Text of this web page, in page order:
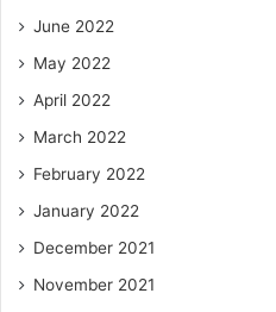
June 2022
May 2022
April 2022
March 2022
February 2022
January 2022
December 2021
November 2021